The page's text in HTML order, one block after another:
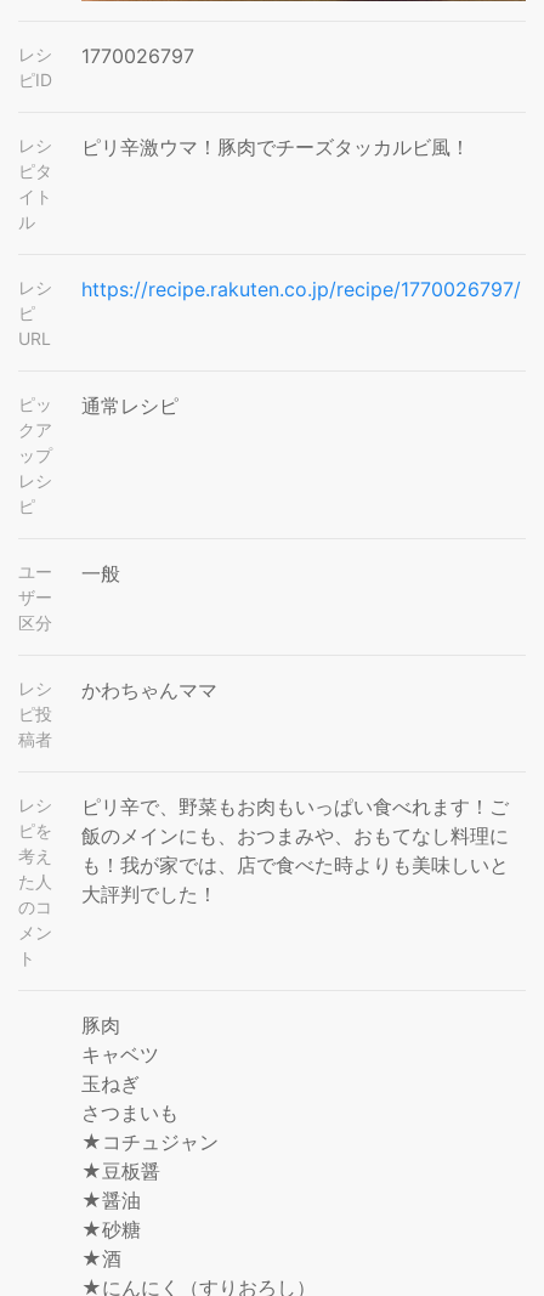
レシ
ピID
1770026797
レシ
ピタ
イト
ル
ピリ辛激ウマ！豚肉でチーズタッカルビ風！
レシ
ピ
URL
https://recipe.rakuten.co.jp/recipe/1770026797/
ピッ
クア
ップ
レシ
ピ
通常レシピ
ユー
ザー
区分
一般
レシ
ピ投
稿者
かわちゃんママ
レシ
ピを
考え
た人
のコ
メン
ト
ピリ辛で、野菜もお肉もいっぱい食べれます！ご
飯のメインにも、おつまみや、おもてなし料理に
も！我が家では、店で食べた時よりも美味しいと
大評判でした！
豚肉
キャベツ
玉ねぎ
さつまいも
★コチュジャン
★豆板醤
★醤油
★砂糖
★酒
★にんにく（すりおろし）